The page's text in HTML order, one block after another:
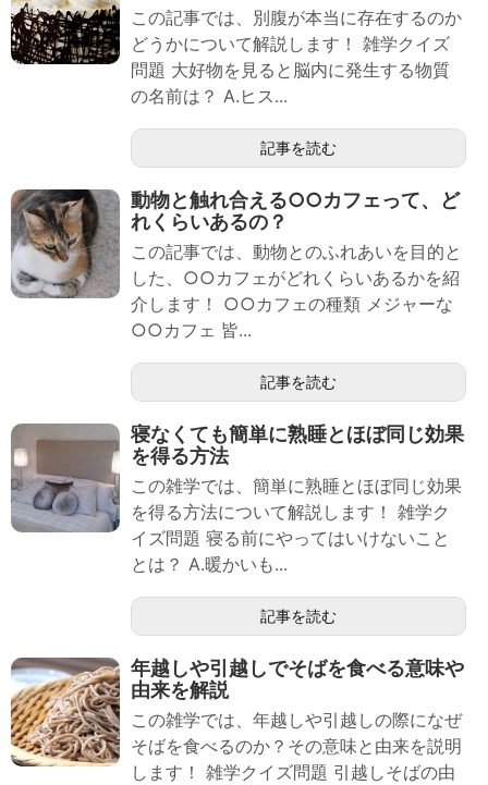
この記事では、別腹が本当に存在するのか
どうかについて解説します！ 雑学クイズ
問題 大好物を見ると脳内に発生する物質
の名前は？ A.ヒス...
記事を読む
動物と触れ合える○○カフェって、ど
れくらいあるの？
この記事では、動物とのふれあいを目的と
した、○○カフェがどれくらいあるかを紹
介します！ ○○カフェの種類 メジャーな
○○カフェ 皆...
記事を読む
寝なくても簡単に熟睡とほぼ同じ効果
を得る方法
この雑学では、簡単に熟睡とほぼ同じ効果
を得る方法について解説します！ 雑学ク
イズ問題 寝る前にやってはいけないこと
とは？ A.暖かいも...
記事を読む
年越しや引越しでそばを食べる意味や
由来を解説
この雑学では、年越しや引越しの際になぜ
そばを食べるのか？その意味と由来を説明
します！ 雑学クイズ問題 引越しそばの由